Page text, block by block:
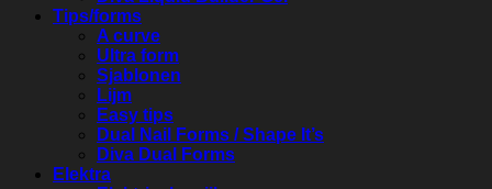
Tips/forms
A curve
Ultra form
Sjablonen
Lijm
Easy tips
Dual Nail Forms / Shape It’s
Diva Dual Forms
Elektra